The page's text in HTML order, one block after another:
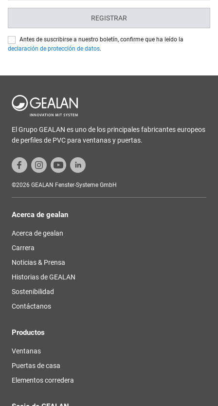
REGISTRAR
Antes de suscribirse a nuestro boletín, confirme que ha leído la
declaración de protección de datos.
El Grupo GEALAN es uno de los principales fabricantes europeos
de perfiles de PVC para ventanas y puertas.
©2026 GEALAN Fenster-Systeme GmbH
Acerca de gealan
Acerca de gealan
Carrera
Noticias & Prensa
Historias de GEALAN
Sostenibilidad
Contáctanos
Productos
Ventanas
Puertas de casa
Elementos corredera